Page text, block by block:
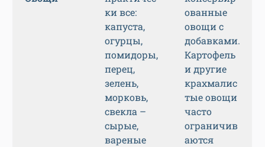
ки все:
капуста,
огурцы,
помидоры,
перец,
зелень,
морковь,
свекла –
сырые,
вареные
ованные
овощи с
добавками.
Картофель
и другие
крахмалис
тые овощи
часто
ограничив
аются